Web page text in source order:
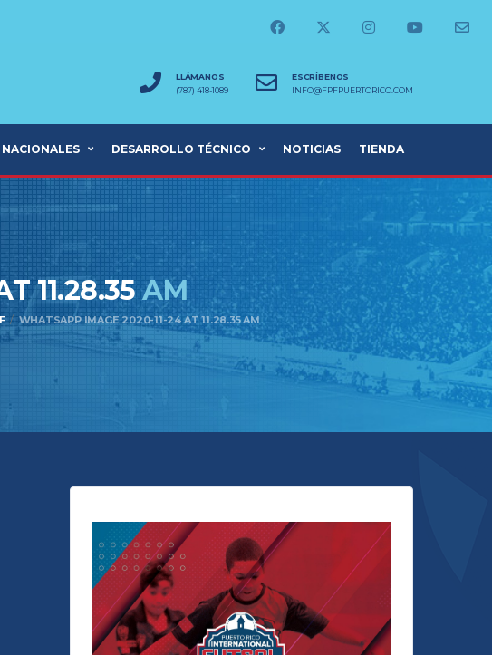
LLÁMANOS
(787) 418-1089
ESCRÍBENOS
INFO@FPFPUERTORICO.COM
NACIONALES DESARROLLO TÉCNICO NOTICIAS TIENDA
11.28.35AM
WHATSAPP IMAGE 2020-11-24 AT 11.28.35 AM